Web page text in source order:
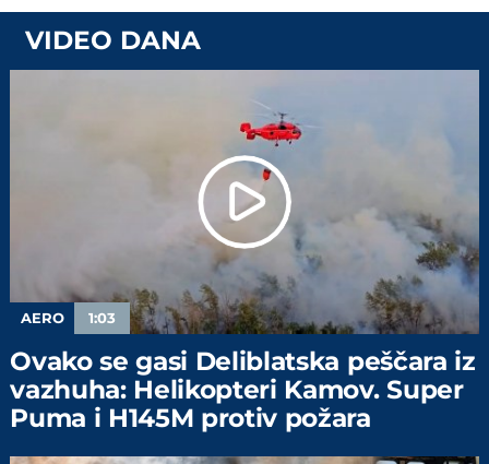
VIDEO DANA
AERO 1:03
Ovako se gasi Deliblatska peščara iz
vazhuha: Helikopteri Kamov. Super
Puma i H145M protiv požara